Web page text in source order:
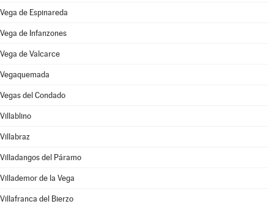
Vega de Espinareda
Vega de Infanzones
Vega de Valcarce
Vegaquemada
Vegas del Condado
Villablino
Villabraz
Villadangos del Páramo
Villademor de la Vega
Villafranca del Bierzo